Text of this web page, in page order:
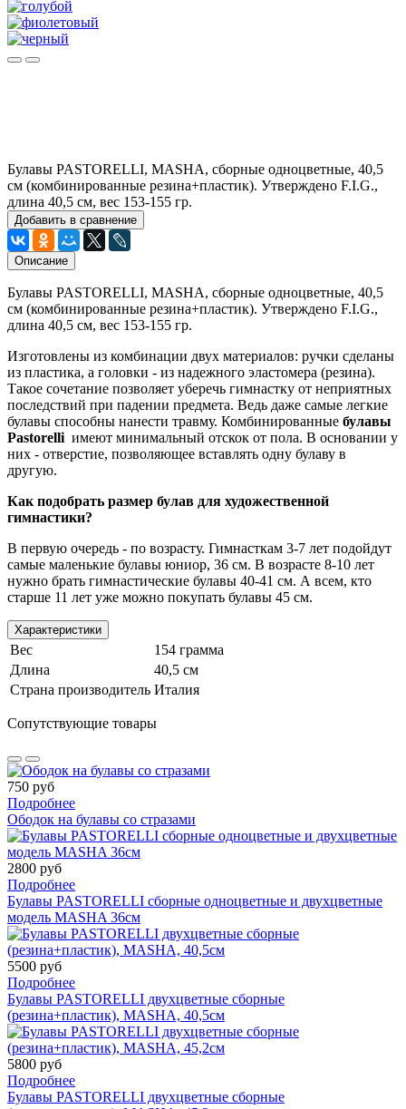
Булавы PASTORELLI, MASHA, сборные одноцветные, 40,5
см (комбинированные резина+пластик). Утверждено F.I.G.,
длина 40,5 cм, вес 153-155 гр.
Добавить в сравнение
Описание
Булавы PASTORELLI, MASHA, сборные одноцветные, 40,5
см (комбинированные резина+пластик). Утверждено F.I.G.,
длина 40,5 cм, вес 153-155 гр.
Изготовлены из комбинации двух материалов: ручки сделаны
из пластика, а головки - из надежного эластомера (резина).
Такое сочетание позволяет уберечь гимнастку от неприятных
последствий при падении предмета. Ведь даже самые легкие
булавы способны нанести травму. Комбинированные булавы
Pastorelli имеют минимальный отскок от пола. В основании у
них - отверстие, позволяющее вставлять одну булаву в
другую.
Как подобрать размер булав для художественной
гимнастики?
В первую очередь - по возрасту. Гимнасткам 3-7 лет подойдут
самые маленькие булавы юниор, 36 см. В возрасте 8-10 лет
нужно брать гимнастические булавы 40-41 см. А всем, кто
старше 11 лет уже можно покупать булавы 45 см.
Характеристики
Вес
154 грамма
Длина
40,5 см
Страна производитель Италия
Сопутствующие товары
750 руб
Подробнее
Ободок на булавы со стразами
2800 руб
Подробнее
Булавы PASTORELLI сборные одноцветные и двухцветные
модель MASHA 36см
5500 руб
Подробнее
Булавы PASTORELLI двухцветные сборные
(резина+пластик), MASHA, 40,5cм
5800 руб
Подробнее
Булавы PASTORELLI двухцветные сборные